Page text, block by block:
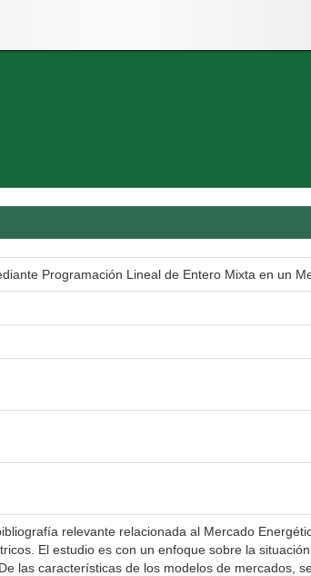
Programación Lineal de Entero Mixta en un
relevante relacionada al Mercado
El estudio es con un enfoque sobre la
las características de los modelos de mercados,